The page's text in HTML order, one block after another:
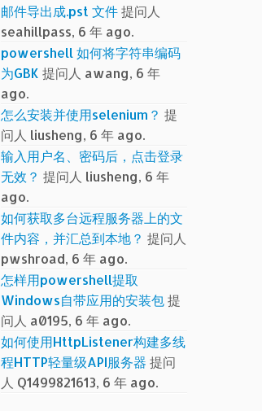
邮件导出成.pst 文件提问人
seahillpass, 6 年 ago.
powershell 如何将字符串编码
为GBK 提问人 awang, 6 年
ago.
怎么安装并使用selenium？ 提
问人 liusheng, 6 年 ago.
输入用户名、密码后，点击登录
无效？ 提问人 liusheng, 6 年
ago.
如何获取多台远程服务器上的文
件内容，并汇总到本地？ 提问人
pwshroad, 6 年 ago.
怎样用powershell提取
Windows自带应用的安装包提
问人 a0195, 6 年 ago.
如何使用HttpListener构建多线
程HTTP轻量级API服务器 提问
人 Q1499821613, 6 年 ago.